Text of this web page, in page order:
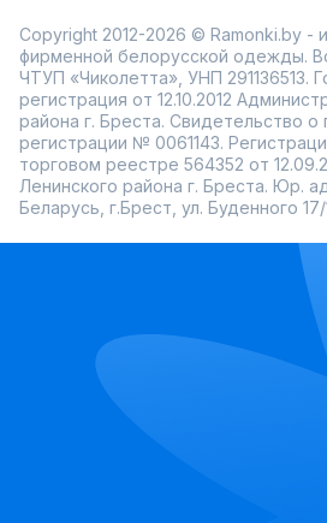
Copyright 2012-2026 © Ramonki.by -
фирменной белорусской одежды.
ЧТУП «Чиколетта», УНП 291136513.
регистрация от 12.10.2012
района г. Бреста. Свидетельство о
регистрации № 0061143.
торговом реестре 564352 от
Ленинского района г. Бреста. Юр.
Беларусь, г.Брест, ул. Буденного 17/